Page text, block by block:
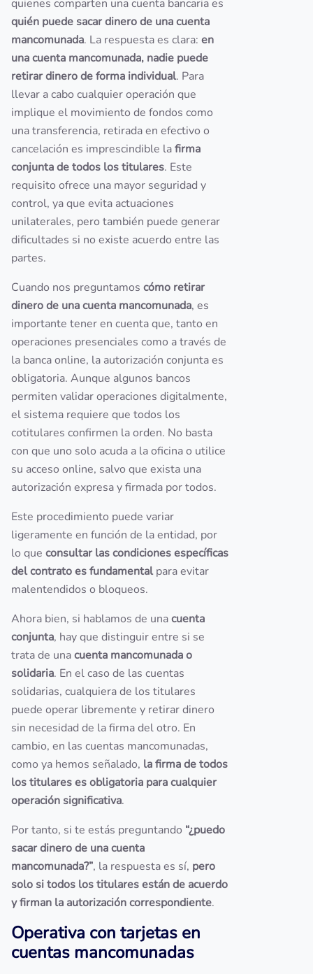
quienes comparten una cuenta bancaria es
quién puede sacar dinero de una cuenta
mancomunada. La respuesta es clara: en
una cuenta mancomunada, nadie puede
retirar dinero de forma individual. Para
llevar a cabo cualquier operación que
implique el movimiento de fondos como
una transferencia, retirada en efectivo o
cancelación es imprescindible lafirma
conjunta de todos los titulares. Este
requisito ofrece una mayor seguridad y
control, ya que evita actuaciones
unilaterales, pero también puede generar
dificultades si no existe acuerdo entre las
partes.
Cuando nos preguntamos cómo retirar
dinero de una cuenta mancomunada, es
importante tener en cuenta que, tanto en
operaciones presenciales como a través de
la banca online, la autorización conjunta es
obligatoria. Aunque algunos bancos
permiten validar operaciones digitalmente,
el sistema requiere que todos los
cotitulares confirmen la orden. No basta
con que uno solo acuda a la oficina o utilice
su acceso online, salvo que exista una
autorización expresa y firmada por todos.
Este procedimiento puede variar
ligeramente en función de la entidad, por
lo que consultar las condiciones específicas
del contrato es fundamentalpara evitar
malentendidos o bloqueos.
Ahora bien, si hablamos de unacuenta
conjunta, hay que distinguir entre si se
trata de unacuenta mancomunada o
solidaria. En el caso de las cuentas
solidarias, cualquiera de los titulares
puede operar libremente y retirar dinero
sin necesidad de la firma del otro. En
cambio, en las cuentas mancomunadas,
como ya hemos señalado, la firma de todos
los titulares es obligatoria para cualquier
operación significativa.
Por tanto, si te estás preguntando “¿puedo
sacar dinero de una cuenta
mancomunada?”, la respuesta es sí, pero
solo si todos los titulares están de acuerdo
y firman la autorización correspondiente.
Operativa con tarjetas en
cuentas mancomunadas